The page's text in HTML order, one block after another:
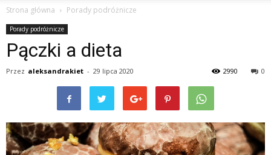
Strona główna Porady podróżnicze
Porady podróżnicze
Pączki a dieta
Przez aleksandrakiet - 29 lipca 2020 0
2990